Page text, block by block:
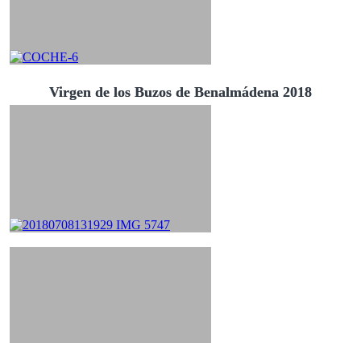
Virgen de los Buzos de Benalmádena 2018